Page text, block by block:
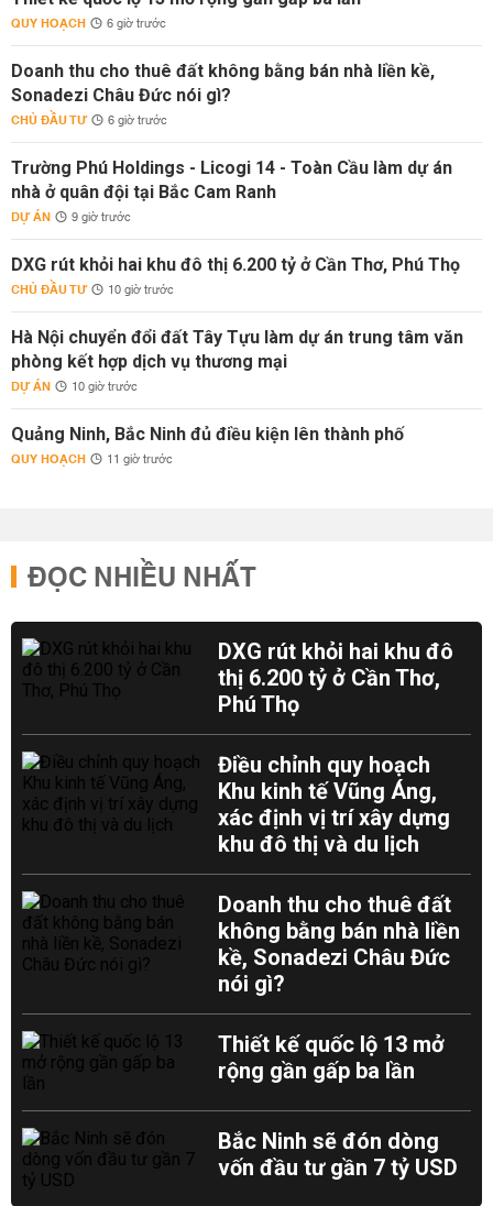
QUY HOẠCH 6 giờ trước
Doanh thu cho thuê đất không bằng bán nhà liền kề,
Sonadezi Châu Đức nói gì?
CHỦ ĐẦU TƯ 6 giờ trước
Trường Phú Holdings - Licogi 14 - Toàn Cầu làm dự án
nhà ở quân đội tại Bắc Cam Ranh
DỰ ÁN 9 giờ trước
DXG rút khỏi hai khu đô thị 6.200 tỷ ở Cần Thơ, Phú Thọ
CHỦ ĐẦU TƯ 10 giờ trước
Hà Nội chuyển đổi đất Tây Tựu làm dự án trung tâm văn
phòng kết hợp dịch vụ thương mại
DỰ ÁN 10 giờ trước
Quảng Ninh, Bắc Ninh đủ điều kiện lên thành phố
QUY HOẠCH 11 giờ trước
ĐỌC NHIỀU NHẤT
DXG rút khỏi hai khu đô
thị 6.200 tỷ ở Cần Thơ,
Phú Thọ
Điều chỉnh quy hoạch
Khu kinh tế Vũng Áng,
xác định vị trí xây dựng
khu đô thị và du lịch
Doanh thu cho thuê đất
không bằng bán nhà liền
kề, Sonadezi Châu Đức
nói gì?
Thiết kế quốc lộ 13 mở
rộng gần gấp ba lần
Bắc Ninh sẽ đón dòng
vốn đầu tư gần 7 tỷ USD